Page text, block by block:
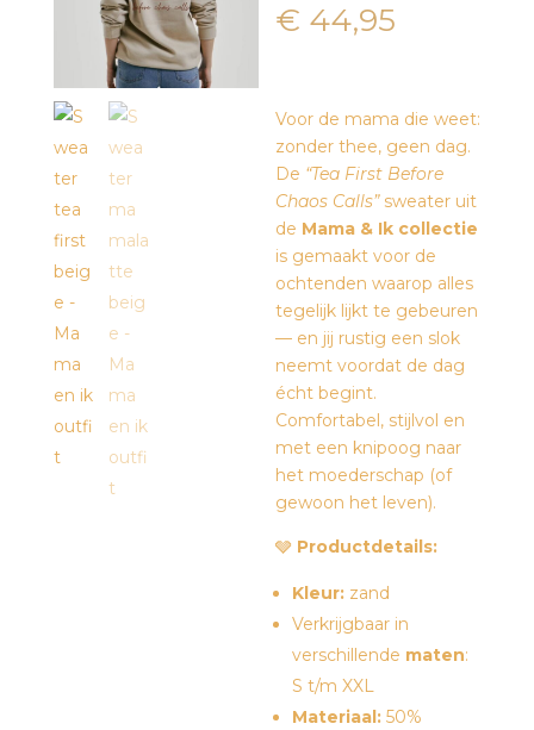
€ 44,95
Voor de mama die weet:
zonder thee, geen dag.
De “Tea First Before
Chaos Calls”sweater uit
de Mama & Ik collectie
is gemaakt voor de
ochtenden waarop alles
tegelijk lijkt te gebeuren
— en jij rustig een slok
neemt voordat de dag
écht begint.
Comfortabel, stijlvol en
met een knipoog naar
het moederschap (of
gewoon het leven).
🩶 Productdetails:
Kleur: zand
Verkrijgbaar in
verschillende maten:
S t/m XXL
Materiaal: 50%